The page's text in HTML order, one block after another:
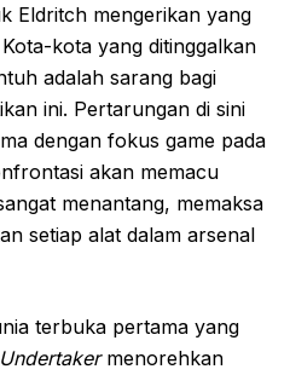
Eldritch mengerikan yang
kota yang ditinggalkan
adalah sarang bagi
ini. Pertarungan di sini
dengan fokus game pada
akan memacu
menantang, memaksa
setiap alat dalam arsenal
terbuka pertama yang
Undertakermenorehkan